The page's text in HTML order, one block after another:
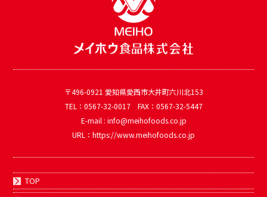
〒496-0921 愛知県愛西市大井町六川北153
TEL：0567-32-0017 FAX：0567-32-5447
E-mail : info@meihofoods.co.jp
URL：https://www.meihofoods.co.jp
TOP